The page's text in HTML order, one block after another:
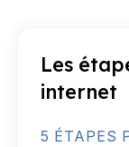
Les
internet
5 ÉTAPES